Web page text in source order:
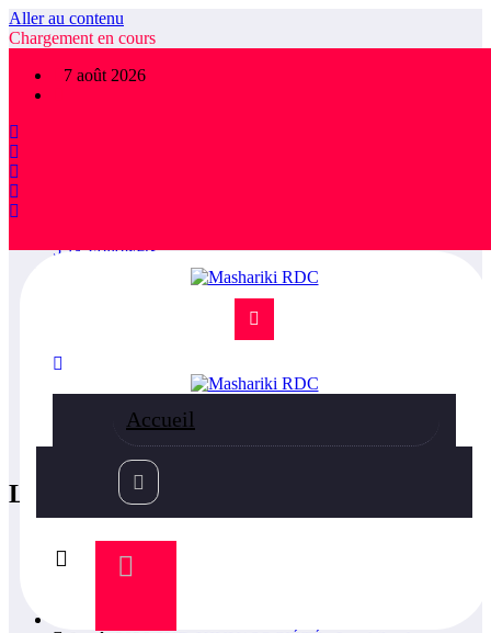
Aller au contenu
Chargement en cours
7 août 2026
Accueil
FOLLOW US
5.1k Followers
75k
Followers
LATEST POSTS
6 août 2026
Lusumba reçoit une réponse du sénateur Rick Scott sur la